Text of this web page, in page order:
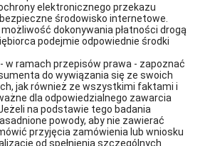
elektronicznego przekazu
środowisko internetowe.
dokonywania płatności drogą
podejmie odpowiednie środki
w ramach przepisów prawa - zapoznać
do wywiązania się ze swoich
jak również ze wszystkimi faktami i
dla odpowiedzialnego zawarcia
na podstawie tego badania
powody, aby nie zawierać
przyjęcia zamówienia lub wniosku
od spełnienia szczególnych